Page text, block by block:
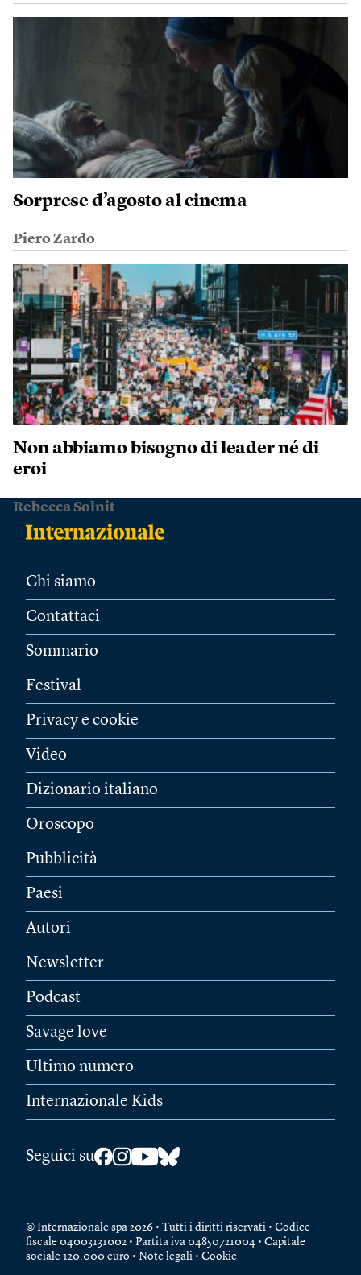
Sorprese d’agosto al cinema
Piero Zardo
Non abbiamo bisogno di leader né di
eroi
Rebecca Solnit
Chi siamo
Contattaci
Sommario
Festival
Privacy e cookie
Video
Dizionario italiano
Oroscopo
Pubblicità
Paesi
Autori
Newsletter
Podcast
Savage love
Ultimo numero
Internazionale Kids
Seguici su
© Internazionale spa 2026 • Tutti i diritti riservati • Codice
fiscale 04003131002 • Partita iva 04850721004 • Capitale
sociale 120.000 euro • Note legali • Cookie